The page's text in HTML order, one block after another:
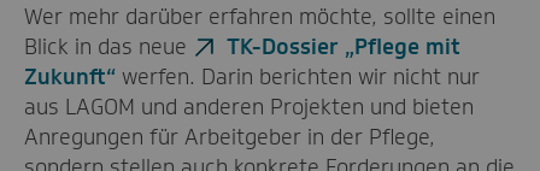
Wer mehr darüber erfahren möchte, sollte einen
Blick in das neue
TK-Dossier „Pflege mit
Zukunft“ werfen. Darin berichten wir nicht nur
aus LAGOM und anderen Projekten und bieten
Anregungen für Arbeitgeber in der Pflege,